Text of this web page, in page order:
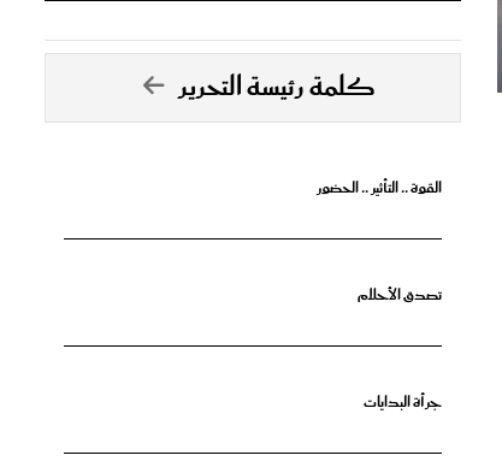
كلمة رئيسة التحرير
القوة .. التأثير .. الحضور
تصدق الأحلام
جرأة البدايات